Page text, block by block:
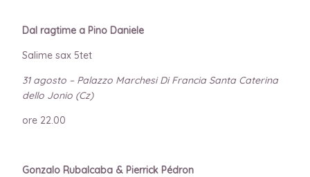
Dal ragtime a Pino Daniele
Salime sax 5tet
31 agosto – Palazzo Marchesi Di Francia Santa Caterina
dello Jonio (Cz)
ore 22.00
Gonzalo Rubalcaba & Pierrick Pédron